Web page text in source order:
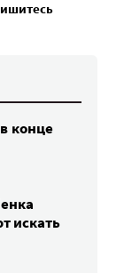
конце
искать